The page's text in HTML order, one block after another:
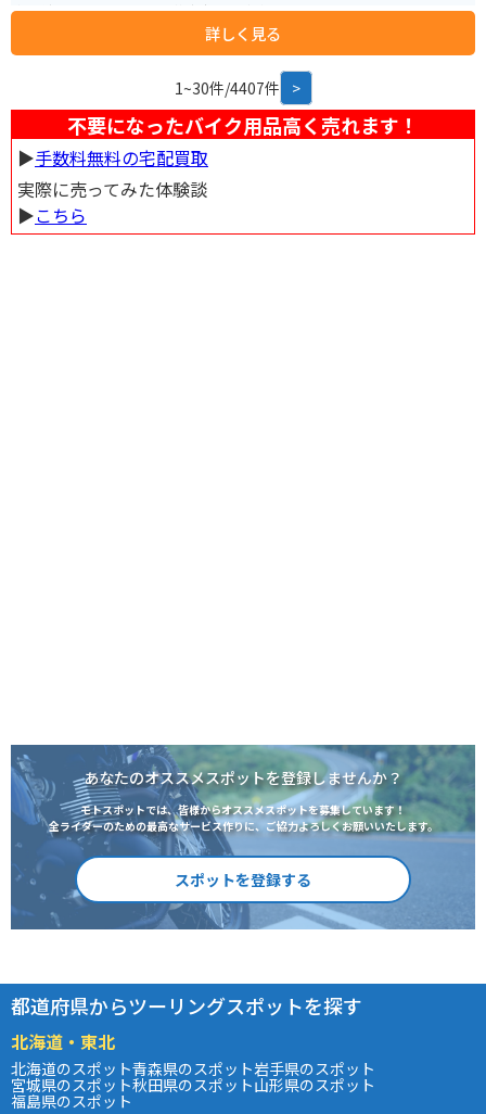
極交流」のモニュメント、芝生広場などが設置されています。暖かい日には
潮だまりで磯遊びを楽しむこともできます。 しっかりと整備された公園にな
っているので、観光も休憩もしやすいスポットです。
詳しく見る
1~30件/4407件 >
不要になったバイク用品高く売れます！
▶︎手数料無料の宅配買取
実際に売ってみた体験談
▶︎こちら
あなたのオススメスポットを登録しませんか？
モトスポットでは、皆様からオススメスポットを募集しています！
全ライダーのための最高なサービス作りに、ご協力よろしくお願いいたします。
スポットを登録する
都道府県からツーリングスポットを探す
北海道・東北
北海道のスポット青森県のスポット岩手県のスポット
宮城県のスポット秋田県のスポット山形県のスポット
福島県のスポット